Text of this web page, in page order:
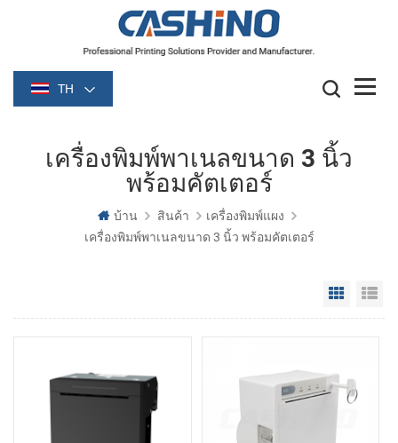
TH
เครื่องพิมพ์พาเนลขนาด 3 นิ้ว
พร้อมคัตเตอร์
บ้าน สินค้า
เครื่องพิมพ์แผง
เครื่องพิมพ์พาเนลขนาด 3 นิ้ว พร้อมคัตเตอร์
Grid